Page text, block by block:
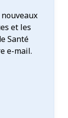
et les
Santé
e-mail.